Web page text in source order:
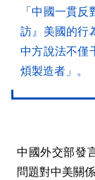
「中國一貫
訪』美國的行
中方說法不僅
煩製造者」。
中國外交部發
問題對中美關